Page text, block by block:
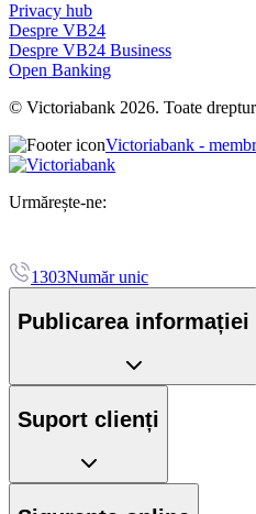
Privacy hub
Despre VB24
Despre VB24 Business
Open Banking
© Victoriabank 2026. Toate
Victoriabank -
Urmărește-ne:
1303Număr unic
Publicarea informației
Suport clienți